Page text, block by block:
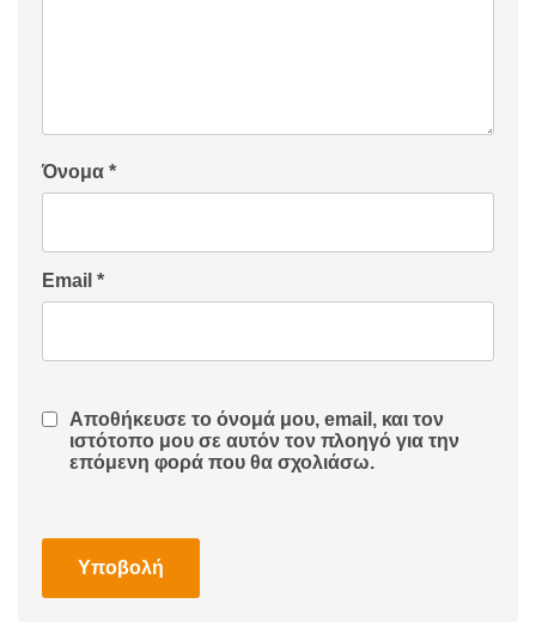
Όνομα *
Email *
Αποθήκευσε το όνομά μου, email, και τον
ιστότοπο μου σε αυτόν τον πλοηγό για την
επόμενη φορά που θα σχολιάσω.